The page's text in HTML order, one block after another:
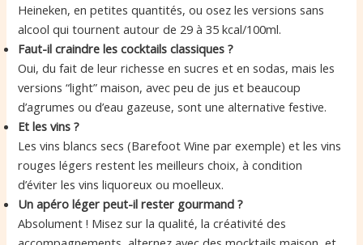
Heineken, en petites quantités, ou osez les versions sans
alcool qui tournent autour de 29 à 35 kcal/100ml.
Faut-il craindre les cocktails classiques ?
Oui, du fait de leur richesse en sucres et en sodas, mais les
versions “light” maison, avec peu de jus et beaucoup
d’agrumes ou d’eau gazeuse, sont une alternative festive.
Et les vins ?
Les vins blancs secs (Barefoot Wine par exemple) et les vins
rouges légers restent les meilleurs choix, à condition
d’éviter les vins liquoreux ou moelleux.
Un apéro léger peut-il rester gourmand ?
Absolument ! Misez sur la qualité, la créativité des